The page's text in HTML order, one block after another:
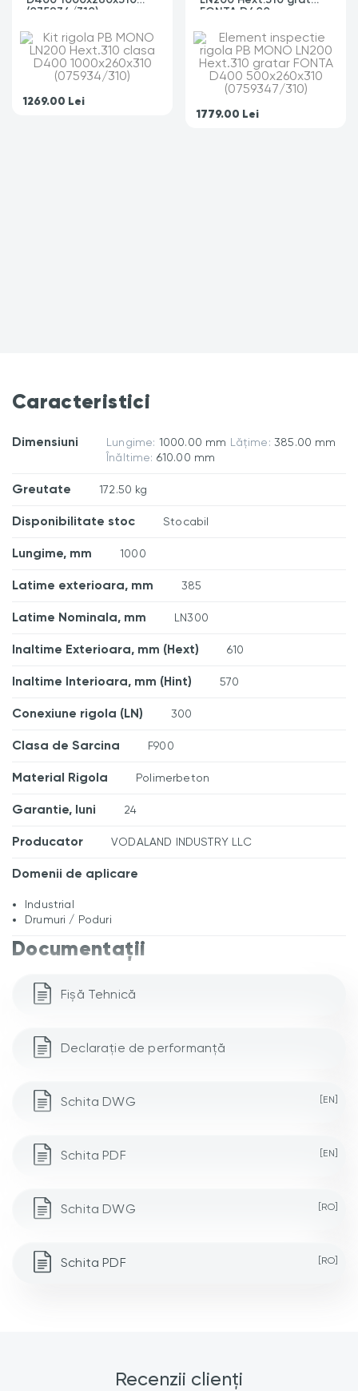
(075934/310)
1269.00 Lei
FONTA D400
(0759347/310)
1779.00 Lei
Caracteristici
Dimensiuni Lungime: 1000.00 mm Lățime: 385.00 mm
Înăltime: 610.00 mm
Greutate 172.50 kg
Disponibilitate stoc Stocabil
Lungime, mm 1000
Latime exterioara, mm 385
Latime Nominala, mm LN300
Inaltime Exterioara, mm (Hext) 610
Inaltime Interioara, mm (Hint) 570
Conexiune rigola (LN) 300
Clasa de Sarcina F900
Material Rigola Polimerbeton
Garantie, luni 24
Producator VODALAND INDUSTRY LLC
Domenii de aplicare
Industrial
Drumuri / Poduri
Documentații
Fișă Tehnică
Declarație de performanță
Schita DWG [EN]
Schita PDF [EN]
Schita DWG [RO]
Schita PDF [RO]
Recenzii clienți